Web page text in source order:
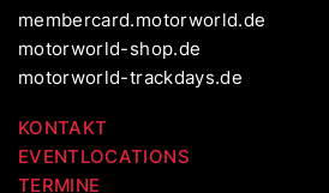
membercard.motorworld.de
motorworld-shop.de
motorworld-trackdays.de
KONTAKT
EVENTLOCATIONS
TERMINE